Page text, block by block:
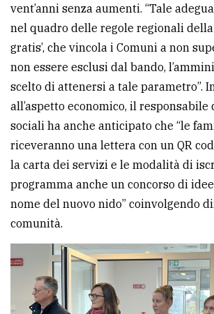
vent’anni senza aumenti. “Tale
nel quadro delle regole regionali della
gratis’, che vincola i Comuni a non
non essere esclusi dal bando,
scelto di attenersi a tale parametro”.
all’aspetto economico, il responsabile
sociali ha anche anticipato che “le
riceveranno una lettera con un QR
la carta dei servizi e le modalità di
programma anche un concorso di
nome del nuovo nido” coinvolgendo
comunità.